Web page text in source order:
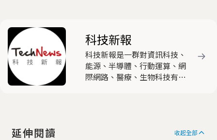
科技新報
科技新報是一群對資訊科技、
能源、半導體、行動運算、網
際網路、醫療、生物科技有高
延伸閱讀 收起全部